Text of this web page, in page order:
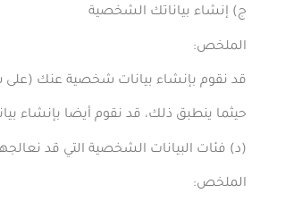
ج) إنشاء بياناتك الشخصية
الملخص:
قد نقوم بإنشاء بيانات شخصية عنك (على
حيثما ينطبق ذلك، قد نقوم أيضا
(د) فئات البيانات الشخصية التي قد
الملخص: